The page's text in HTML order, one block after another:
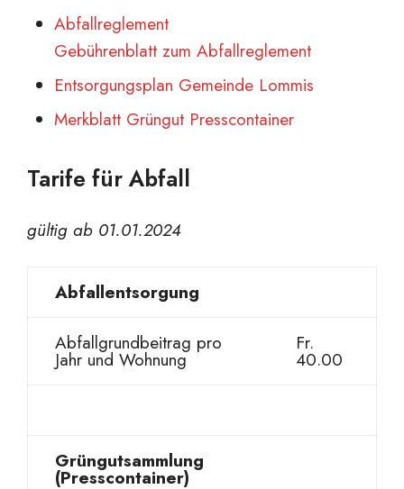
Abfallreglement
Gebührenblatt zum Abfallreglement
Entsorgungsplan Gemeinde Lommis
Merkblatt Grüngut Presscontainer
Tarife für Abfall
gültig ab 01.01.2024
Abfallentsorgung
Abfallgrundbeitrag pro
Jahr und Wohnung
Fr.
40.00
Grüngutsammlung
(Presscontainer)